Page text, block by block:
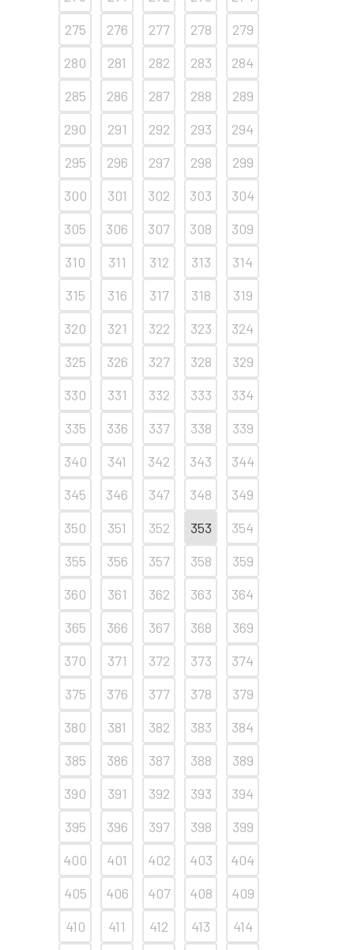
275
276 277 278
279
280
281 282 283
284
285
286 287 288
289
290
291 292 293
294
295
296 297 298
299
300
301 302 303
304
305
306 307 308
309
310
311 312 313
314
315
316 317 318
319
320
321 322 323
324
325
326 327 328
329
330
331 332 333
334
335
336 337 338
339
340
341 342 343
344
345
346 347 348
349
350
351 352 353
354
355
356 357 358
359
360
361 362 363
364
365
366 367 368
369
370
371 372 373
374
375
376 377 378
379
380
381 382 383
384
385
386 387 388
389
390
391 392 393
394
395
396 397 398
399
400
401 402 403
404
405
406 407 408
409
410
411 412 413 414